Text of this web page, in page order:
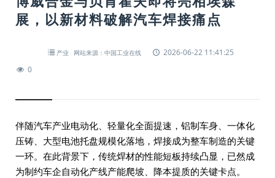
展，以新材料破解汽车焊接痛点
产业 网站来源：中国工业在线
2026-06-22 11:41:25
0
伴随汽车产业电动化、轻量化全面提速，铝制车身、一体化
压铸、大型电池托盘规模化落地，焊接成为整车制造的关键
一环。在此背景下，传统焊材的性能短板持续凸显，已然成
为制约车企自动化产线产能爬坡、降本提质的关键卡点。